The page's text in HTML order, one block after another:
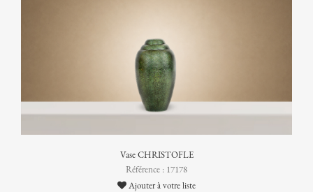
Vase CHRISTOFLE
Référence : 17178
Ajouter à votre liste